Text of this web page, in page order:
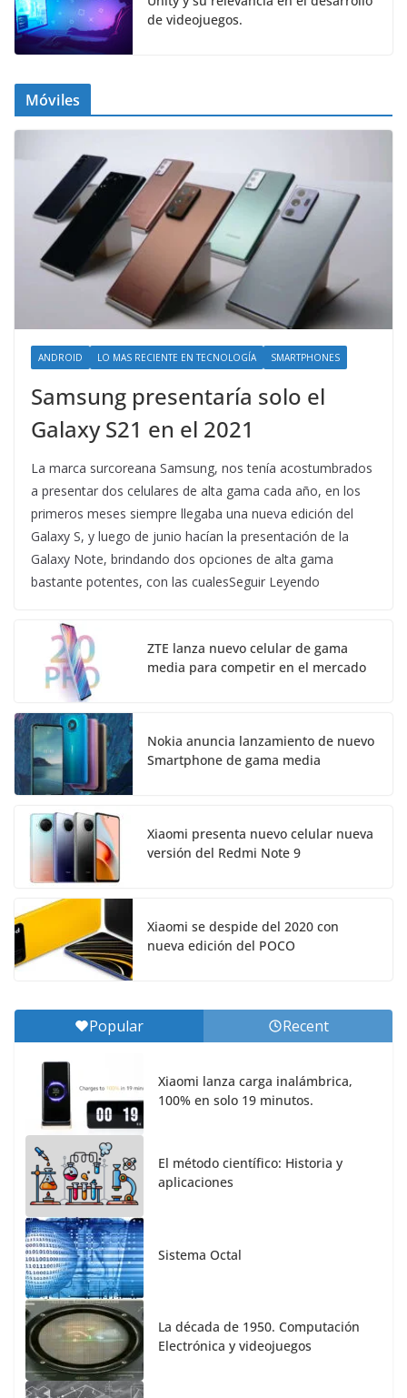
de videojuegos.
Móviles
ANDROID LO MAS RECIENTE EN TECNOLOGÍA SMARTPHONES
Samsung presentaría solo el
Galaxy S21 en el 2021
La marca surcoreana Samsung, nos tenía acostumbrados
a presentar dos celulares de alta gama cada año, en los
primeros meses siempre llegaba una nueva edición del
Galaxy S, y luego de junio hacían la presentación de la
Galaxy Note, brindando dos opciones de alta gama
bastante potentes, con las cualesSeguir Leyendo
ZTE lanza nuevo celular de gama
media para competir en el mercado
Nokia anuncia lanzamiento de nuevo
Smartphone de gama media
Xiaomi presenta nuevo celular nueva
versión del Redmi Note 9
Xiaomi se despide del 2020 con
nueva edición del POCO
Popular Recent
Xiaomi lanza carga inalámbrica,
100% en solo 19 minutos.
El método científico: Historia y
aplicaciones
Sistema Octal
La década de 1950. Computación
Electrónica y videojuegos